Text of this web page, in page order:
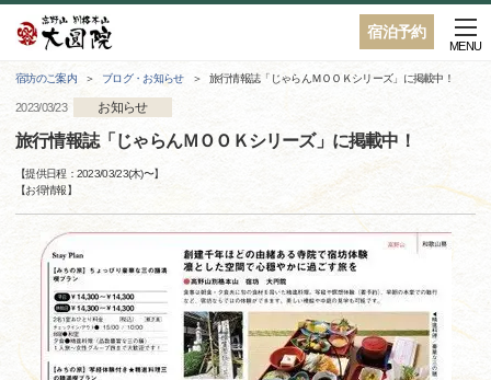
宿泊予約
MENU
宿坊のご案内 ブログ・お知らせ 旅行情報誌「じゃらんＭＯＯＫシリーズ」に掲載中！
2023/03/23 お知らせ
旅行情報誌「じゃらんＭＯＯＫシリーズ」に掲載中！
【提供日程：2023/03/23(木)〜】
【お得情報】